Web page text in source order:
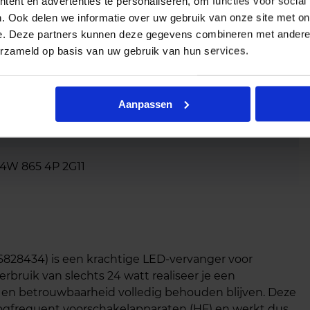
Ook delen we informatie over uw gebruik van onze site met
Deze partners kunnen deze gegevens combineren met
op basis van uw gebruik van hun services.
Aanpassen
865 4P 2G11
is een krachtige LED‑vervanger voor
van slechts 24 watt realiseer je een
betrouwbaarheid volledig behouden blijven. Deze